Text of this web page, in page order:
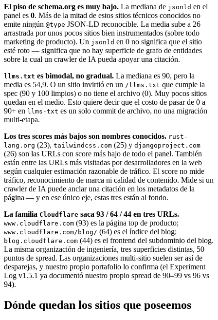
El piso de schema.org es muy bajo. La mediana de jsonld en el
panel es 0. Más de la mitad de estos sitios técnicos conocidos no
emite ningún @type JSON-LD reconocible. La media sube a 26
arrastrada por unos pocos sitios bien instrumentados (sobre todo
marketing de producto). Un jsonld en 0 no significa que el sitio
esté roto — significa que no hay superficie de grafo de entidades
sobre la cual un crawler de IA pueda apoyar una citación.
llms.txt es bimodal, no gradual. La mediana es 90, pero la
media es 54,9. O un sitio invirtió en un /llms.txt que cumple la
spec (90 y 100 limpios) o no tiene el archivo (0). Muy pocos sitios
quedan en el medio. Esto quiere decir que el costo de pasar de 0 a
90+ en llms-txt es un solo commit de archivo, no una migración
multi-etapa.
Los tres scores más bajos son nombres conocidos. rust-
lang.org (23), tailwindcss.com (25) y djangoproject.com
(26) son las URLs con score más bajo de todo el panel. También
están entre las URLs más visitadas por desarrolladores en la web
según cualquier estimación razonable de tráfico. El score no mide
tráfico, reconocimiento de marca ni calidad de contenido. Mide si un
crawler de IA puede anclar una citación en los metadatos de la
página — y en ese único eje, estas tres están al fondo.
La familia Cloudflare saca 93 / 64 / 44 en tres URLs.
www.cloudflare.com (93) es la página top de producto;
www.cloudflare.com/blog/ (64) es el índice del blog;
blog.cloudflare.com (44) es el frontend del subdominio del blog.
La misma organización de ingeniería, tres superficies distintas, 50
puntos de spread. Las organizaciones multi-sitio suelen ser así de
desparejas, y nuestro propio portafolio lo confirma (el Experiment
Log v1.5.1 ya documentó nuestro propio spread de 90–99 vs 96 vs
94).
Dónde quedan los sitios que poseemos